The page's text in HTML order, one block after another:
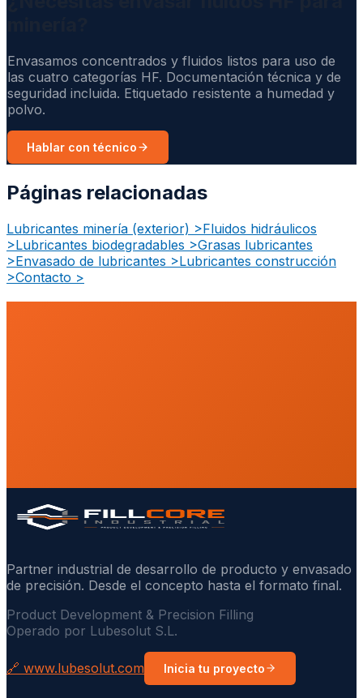
Envasamos concentrados y fluidos listos para uso de
las cuatro categorías HF. Documentación técnica y de
seguridad incluida. Etiquetado resistente a humedad y
polvo.
Hablar con técnico
Páginas relacionadas
Lubricantes minería (exterior) >Fluidos hidráulicos
>Lubricantes biodegradables >Grasas lubricantes
>Envasado de lubricantes >Lubricantes construcción
>Contacto >
Partner industrial de desarrollo de producto y envasado
de precisión. Desde el concepto hasta el formato final.
Product Development & Precision Filling
Operado por Lubesolut S.L.
🔗 www.lubesolut.com Inicia tu proyecto